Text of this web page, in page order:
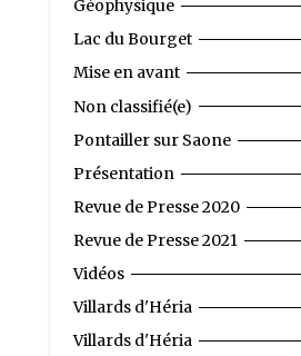
Géophysique
Lac du Bourget
Mise en avant
Non classifié(e)
Pontailler sur Saone
Présentation
Revue de Presse 2020
Revue de Presse 2021
Vidéos
Villards d'Héria
Villards d'Héria